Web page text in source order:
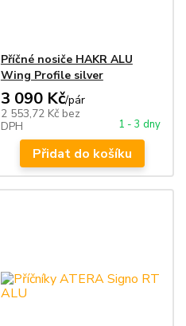
Příčné nosiče HAKR ALU
Wing Profile silver
3 090 Kč/pár
2 553,72 Kč bez
DPH
1 - 3 dny
Přidat do košíku